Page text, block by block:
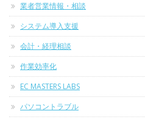
業者営業情報・相談
システム導入支援
会計・経理相談
作業効率化
EC MASTERS LABS
パソコントラブル